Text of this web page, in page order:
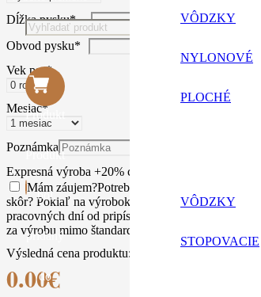
Produkt
Produkt
bol
pridaný
do
VÔDZKY
NYLONOVÉ
PLOCHÉ
VÔDZKY
STOPOVACIE
Dĺžka pysku*
Obvod pysku*
Vek psa*
Mesiac*
Poznámka
Expresná výroba +20% ceny výrobku
Expresné
Mám záujem?Potrebujete rýchli darček k
skôr? Pokiaľ na výrobok nechcete dlhšie čakať,
pracovných dní od pripísaní vašej platby na náš
za výrobu mimo štandardnej pracovnej doby, často
Výsledná cena produktu:
0.00€